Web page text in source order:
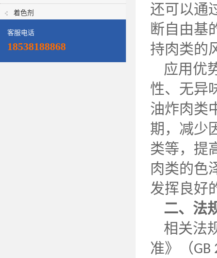
着色剂
客服电话
18538188868
还可以通
断自由基
持肉类的
应用优
性、无异
油炸肉类
期，减少
类等，提
肉类的色
发挥良好
二、法
相关法
准》（GB